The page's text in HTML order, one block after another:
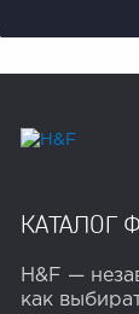
КАТАЛОГ
H&F —
как